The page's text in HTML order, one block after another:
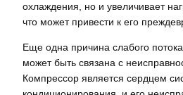
охлаждения, но и увеличивает
что может привести к его
Еще одна причина слабого
может быть связана с
Компрессор является сердцем